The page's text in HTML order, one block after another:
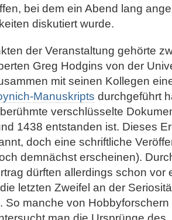
bei dem ein Abend lang
diskutiert wurde.
der Veranstaltung gehörte
Greg Hodgins von der
mit seinen Kollegen
Manuskripts durchgeführt
verschlüsselte
1438 entstanden ist. Dieses
doch eine schriftliche
demnächst erscheinen).
dürften allerdings schon vor
letzten Zweifel an der
So manche von